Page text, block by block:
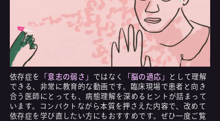
依存症を 「意志の弱さ」 ではなく 「脳の適応」
として理解
できる、非常に教育的な動画です。臨床現場で患者と向き
合う医師にとっても、病態理解を深めるヒントが詰まって
います。コンパクトながら本質を押さえた内容で、改めて
依存症を学び直したい方にもおすすめです。ぜひ一度ご覧